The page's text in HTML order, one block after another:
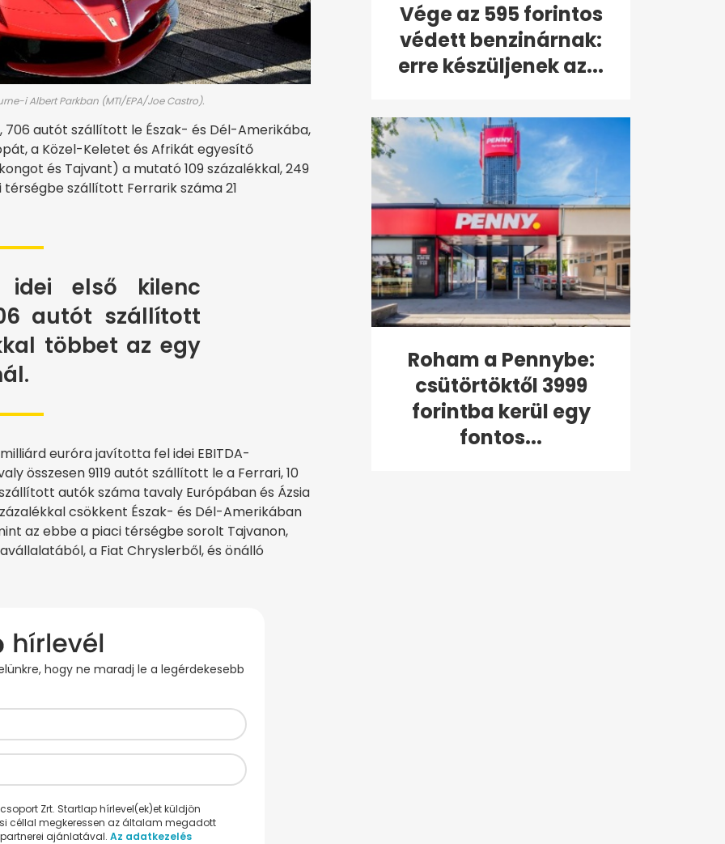
i Albert Parkban (MTI/EPA/Joe Castro).
706 autót szállított le Észak- és Dél-Amerikába,
a Közel-Keletet és Afrikát egyesítő
és Tajvant) a mutató 109 százalékkal, 249
szállított Ferrarik száma 21
első kilenc
autót szállított
többet az egy
euróra javította fel idei EBITDA-
összesen 9119 autót szállított le a Ferrari, 10
autók száma tavaly Európában és Ázsia
csökkent Észak- és Dél-Amerikában
az ebbe a piaci térségbe sorolt Tajvanon,
a Fiat Chryslerből, és önálló
hogy ne maradj le a legérdekesebb
Zrt. Startlap hírlevel(ek)et küldjön
céllal megkeressen az általam megadott
ajánlatával. Az adatkezelés
Vége az 595 forintos
védett benzinárnak:
erre készüljenek az...
Roham a Pennybe:
csütörtöktől 3999
forintba kerül egy
fontos...